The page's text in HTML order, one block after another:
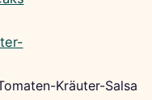
Kräuter-Salsa